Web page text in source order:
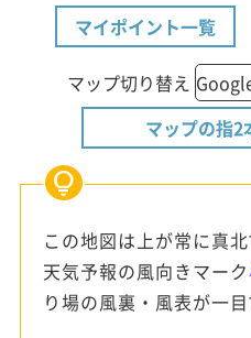
マイポイント一覧
マップ切り替え
マップの指2
この地図は上が常に真北
天気予報の風向きマーク
り場の風裏・風表が一目